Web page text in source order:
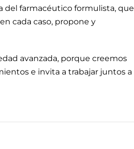
del farmacéutico formulista, que
cada caso, propone y
avanzada, porque creemos
e invita a trabajar juntos a